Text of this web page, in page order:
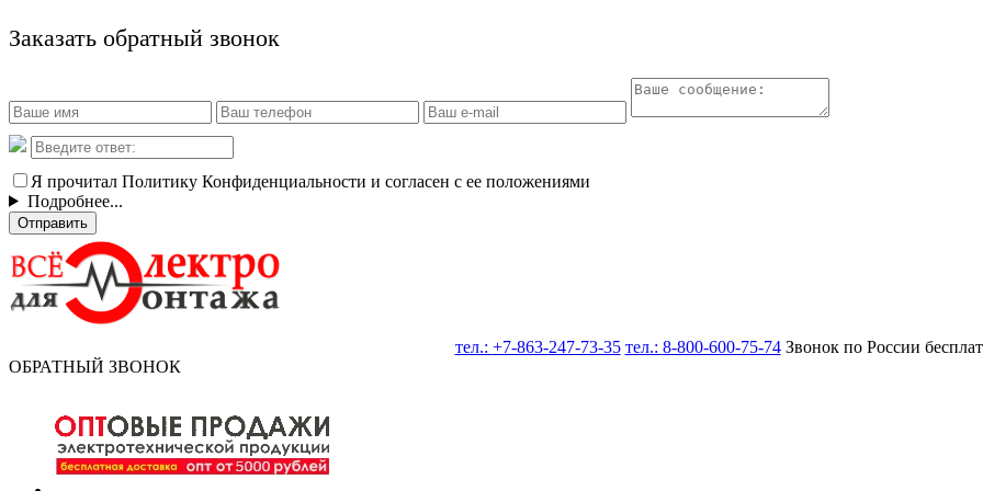
Заказать обратный звонок
Я прочитал Политику Конфиденциальности и согласен с ее положениями
Подробнее...
Отправить
тел.: +7-863-247-73-35 тел.: 8-800-600-75-74Звонок по России
ОБРАТНЫЙ ЗВОНОК